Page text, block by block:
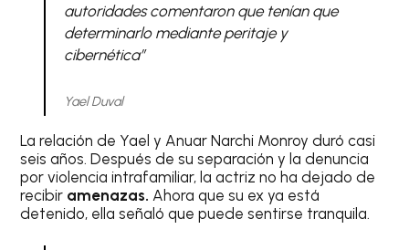
autoridades comentaron que tenían que
determinarlo mediante peritaje y
cibernética”
Yael Duval
La relación de Yael y Anuar Narchi Monroy duró casi
seis años. Después de su separación y la denuncia
por violencia intrafamiliar, la actriz no ha dejado de
recibir amenazas. Ahora que su ex ya está
detenido, ella señaló que puede sentirse tranquila.